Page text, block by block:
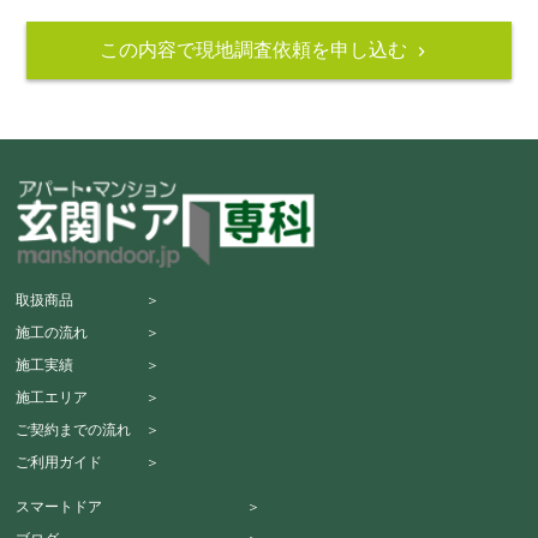
この内容で現地調査依頼を申し込む navigate_next
取扱商品 ＞
施工の流れ ＞
施工実績 ＞
施工エリア ＞
ご契約までの流れ ＞
ご利用ガイド ＞
スマートドア ＞